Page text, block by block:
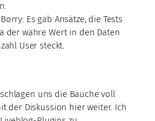
Es gab Ansätze, die Tests
der wahre Wert in den Daten
User steckt.
uns die Bäuche voll
der Diskussion hier weiter. Ich